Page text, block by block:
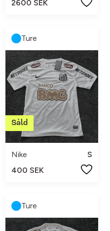
2600 SEK
Ture
Nike
S
400 SEK
Ture